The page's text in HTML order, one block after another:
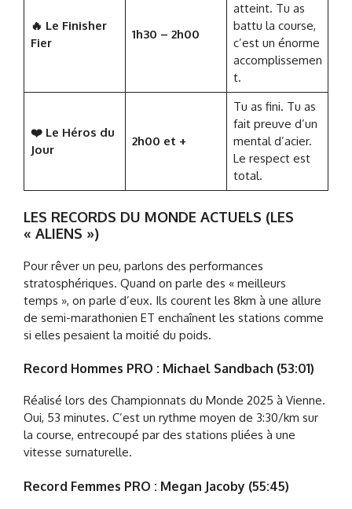
🔥 Le Finisher
Fier
1h30 – 2h00
atteint. Tu as
battu la course,
c’est un énorme
accomplissemen
t.
❤️ Le Héros du
Jour
2h00 et +
Tu as fini. Tu as
fait preuve d’un
mental d’acier.
Le respect est
total.
LES RECORDS DU MONDE ACTUELS (LES
« ALIENS »)
Pour rêver un peu, parlons des performances
stratosphériques. Quand on parle des « meilleurs
temps », on parle d’eux. Ils courent les 8km à une allure
de semi-marathonien ET enchaînent les stations comme
si elles pesaient la moitié du poids.
Record Hommes PRO : Michael Sandbach (53:01)
Réalisé lors des Championnats du Monde 2025 à Vienne.
Oui, 53 minutes. C’est un rythme moyen de 3:30/km sur
la course, entrecoupé par des stations pliées à une
vitesse surnaturelle.
Record Femmes PRO : Megan Jacoby (55:45)